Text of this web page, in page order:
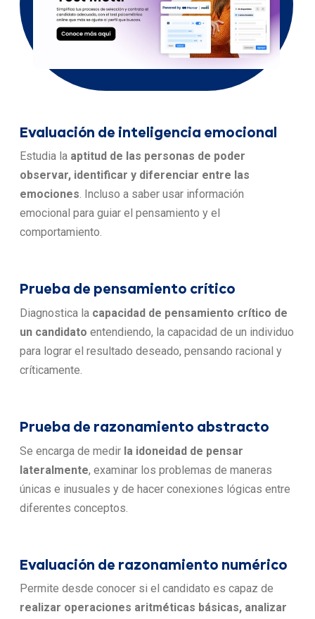
Evaluación de inteligencia emocional
Estudia la aptitud de las personas de poder
observar, identificar y diferenciar entre las
emociones. Incluso a saber usar información
emocional para guiar el pensamiento y el
comportamiento.
Prueba de pensamiento crítico
Diagnostica la capacidad de pensamiento crítico de
un candidato entendiendo, la capacidad de un individuo
para lograr el resultado deseado, pensando racional y
críticamente.
Prueba de razonamiento abstracto
Se encarga de medir la idoneidad de pensar
lateralmente, examinar los problemas de maneras
únicas e inusuales y de hacer conexiones lógicas entre
diferentes conceptos.
Evaluación de razonamiento numérico
Permite desde conocer si el candidato es capaz de
realizar operaciones aritméticas básicas, analizar